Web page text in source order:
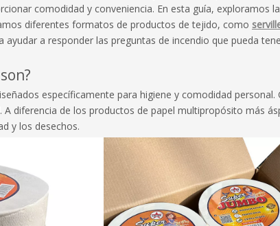
comodidad y conveniencia. En esta guía, exploramos
diferentes formatos de productos de tejido, como
a responder las preguntas de incendio que pueda
específicamente para higiene y comodidad
diferencia de los productos de papel multipropósito más
y los desechos.